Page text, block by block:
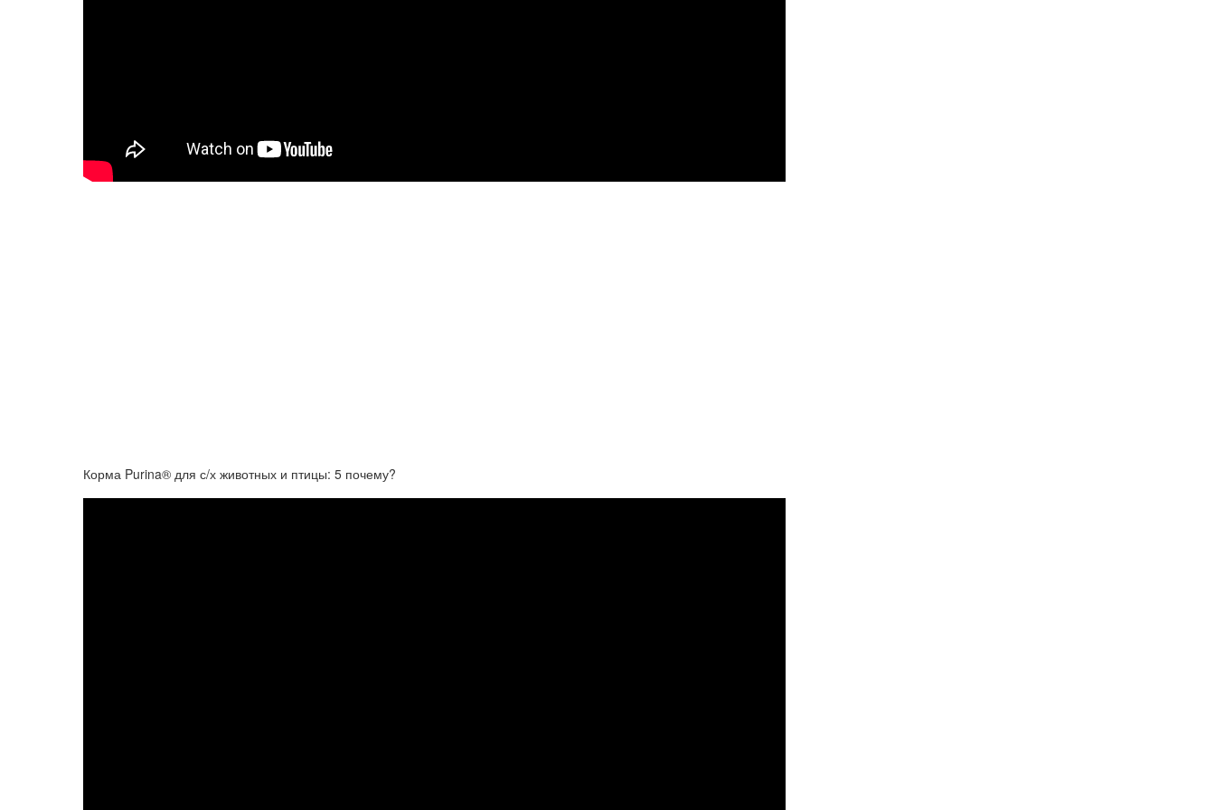
Корма Purina® для с/х животных и птицы: 5 почему?